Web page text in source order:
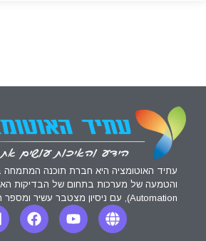
עתיד האוטומציה היא חברת תוכנה המתמחה
Automation), עם ניסיון מצטבר עשיר ומספר רב של לקוחות מרוצים.